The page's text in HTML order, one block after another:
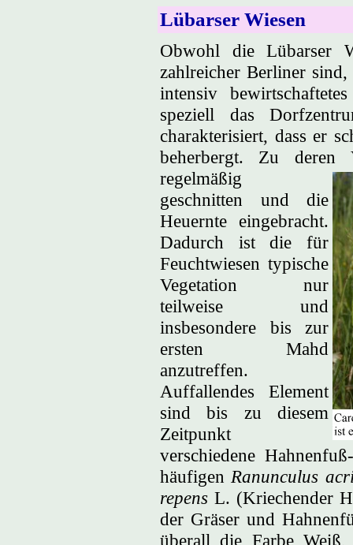
Lübarser Wiesen
Obwohl die Lübarser
zahlreicher Berliner
intensiv
speziell das
charakterisiert, dass er
beherbergt. Zu deren
regelmäßig
geschnitten und die
Heuernte eingebracht.
Dadurch ist die für
Feuchtwiesen typische
Vegetation nur
teilweise und
insbesondere bis zur
ersten Mahd
anzutreffen.
Auffallendes Element
sind bis zu diesem
Zeitpunkt
verschiedene
häufigen Ranunculus
repens L. (Kriechender
der Gräser und
überall die Farbe